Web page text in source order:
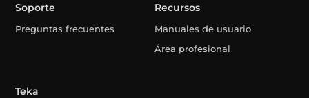
Soporte
Preguntas frecuentes
Recursos
Manuales de usuario
Área profesional
Teka